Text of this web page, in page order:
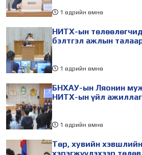
1 өдрийн өмнө
НИТХ-ын
бэлтгэл ажлын
1 өдрийн өмнө
БНХАУ-ын Ляонин
НИТХ-ын үйл
1 өдрийн өмнө
Төр, хувийн